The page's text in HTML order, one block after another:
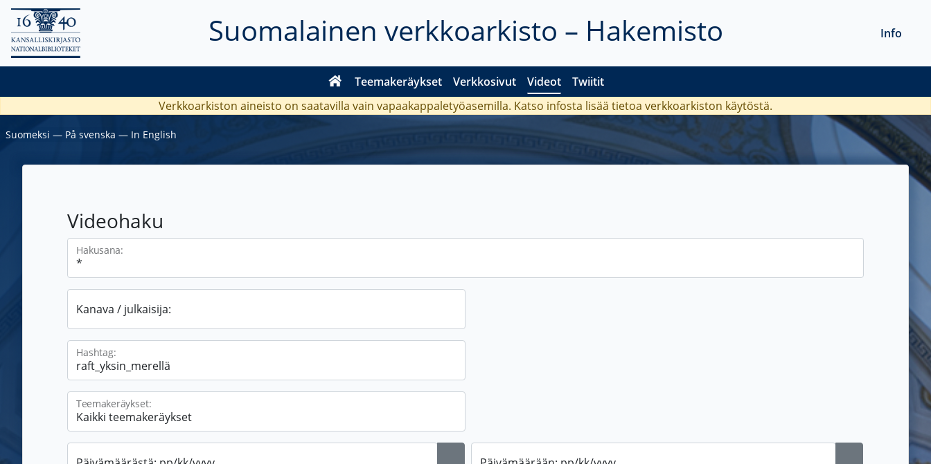
Suomalainen verkkoarkisto – Hakemisto
Teemakeräykset Verkkosivut Videot Twiitit
Info
Verkkoarkiston aineisto on saatavilla vain vapaakappaletyöasemilla. Katso infosta lisää tietoa verkkoarkiston käytöstä.
Suomeksi ― På svenska ― In English
Videohaku
Hakusana:
Kanava / julkaisija:
Hashtag:
Teemakeräykset: